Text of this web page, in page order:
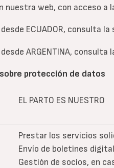
nuestra web, con acceso
ECUADOR, consulta
ARGENTINA, consulta
protección de datos
EL PARTO ES NUESTRO
Prestar los servicios
Envío de boletines
Gestión de socios, en